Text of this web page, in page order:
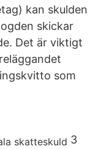
kan skulden
skickar
Det är viktigt
som
3